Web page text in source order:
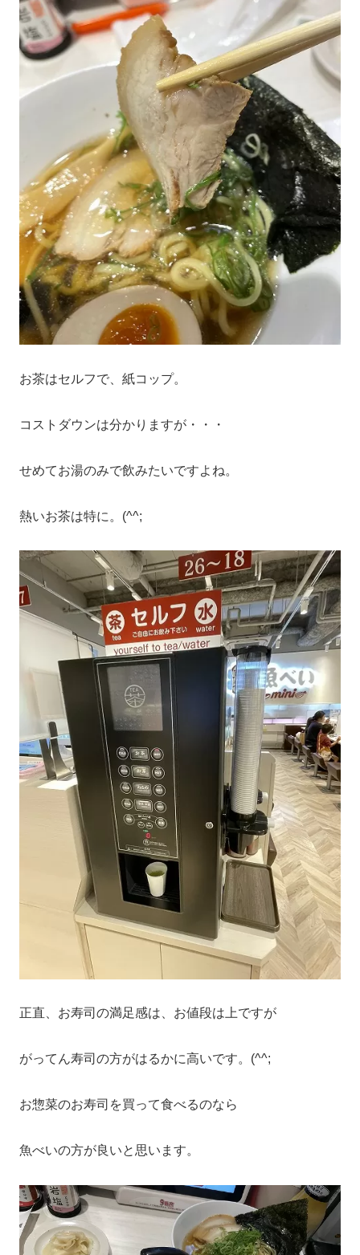
お茶はセルフで、紙コップ。
コストダウンは分かりますが・・・
せめてお湯のみで飲みたいですよね。
熱いお茶は特に。(^^;
正直、お寿司の満足感は、お値段は上ですが
がってん寿司の方がはるかに高いです。(^^;
お惣菜のお寿司を買って食べるのなら
魚べいの方が良いと思います。